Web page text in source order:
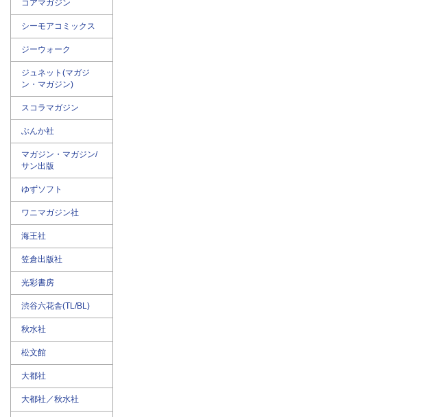
コアマガジン
シーモアコミックス
ジーウォーク
ジュネット(マガジ
ン・マガジン)
スコラマガジン
ぶんか社
マガジン・マガジン/
サン出版
ゆずソフト
ワニマガジン社
海王社
笠倉出版社
光彩書房
渋谷六花舎(TL/BL)
秋水社
松文館
大都社
大都社／秋水社